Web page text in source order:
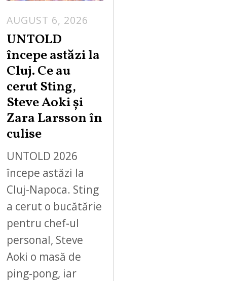
AUGUST 6, 2026
UNTOLD
începe astăzi la
Cluj. Ce au
cerut Sting,
Steve Aoki și
Zara Larsson în
culise
UNTOLD 2026
începe astăzi la
Cluj-Napoca. Sting
a cerut o bucătărie
pentru chef-ul
personal, Steve
Aoki o masă de
ping-pong, iar